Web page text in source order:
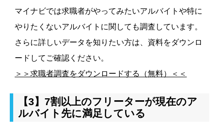
マイナビでは求職者がやってみたいアルバイトや特に
やりたくないアルバイトに関しても調査しています。
さらに詳しいデータを知りたい方は、資料をダウンロ
ードしてご確認ください。
＞＞求職者調査をダウンロードする（無料）＜＜
【3】7割以上のフリーターが現在のア
ルバイト先に満足している